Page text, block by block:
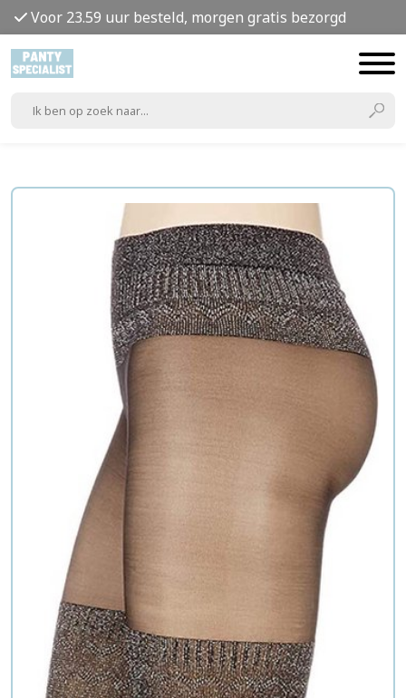
Voor 23.59 uur besteld, morgen gratis bezorgd